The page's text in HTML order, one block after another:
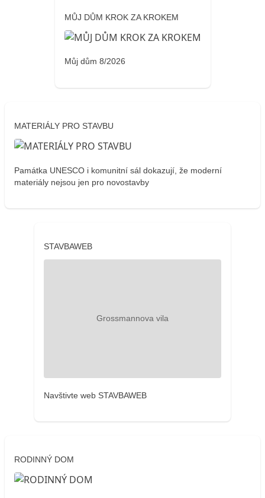
MŮJ DŮM KROK ZA KROKEM
Můj dům 8/2026
MATERIÁLY PRO STAVBU
Památka UNESCO i komunitní sál dokazují, že moderní
materiály nejsou jen pro novostavby
STAVBAWEB
Navštivte web STAVBAWEB
RODINNÝ DOM